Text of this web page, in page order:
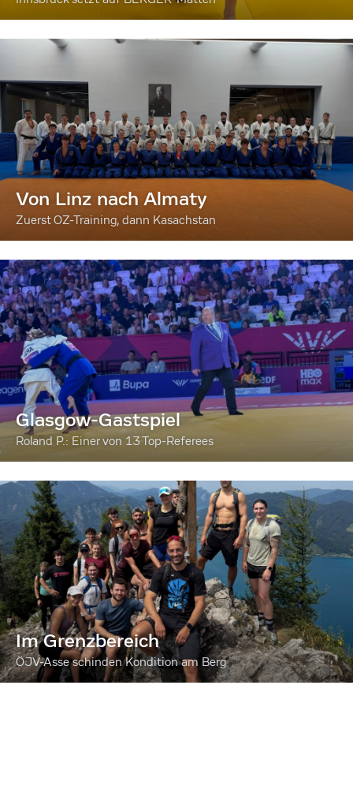
Von Linz nach Almaty
Zuerst OZ-Training, dann Kasachstan
Glasgow-Gastspiel
Roland P.: Einer von 13 Top-Referees
Im Grenzbereich
ÖJV-Asse schinden Kondition am Berg